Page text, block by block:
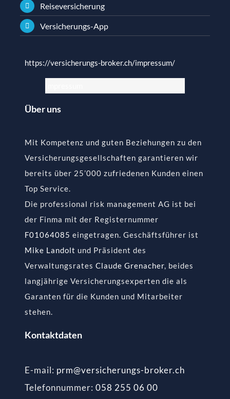
Reiseversicherung
Versicherungs-App
https://versicherungs-broker.ch/impressum/
Über uns
Mit Kompetenz und guten Beziehungen zu den
Versicherungsgesellschaften garantieren wir
bereits über 25’000 zufriedenen Kunden einen
Top Service.
Die professional risk management AG ist bei
der Finma mit der Registernummer
F01064085 eingetragen. Geschäftsführer ist
Mike Landolt und Präsident des
Verwaltungsrates Claude Grenacher, beides
langjährige Versicherungsexperten die als
Garanten für die Kunden und Mitarbeiter
stehen.
Kontaktdaten
E-mail: prm@versicherungs-broker.ch
Telefonnummer: 058 255 06 00